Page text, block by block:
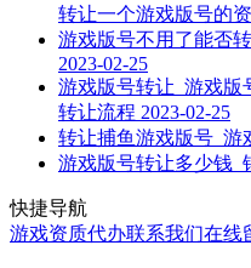
转让一个游戏版号的
游戏版号不用了能否
2023-02-25
游戏版号转让_游戏版
转让流程 2023-02-25
转让捕鱼游戏版号_游
游戏版号转让多少钱_
快捷导航
游戏资质代办联系我们在线